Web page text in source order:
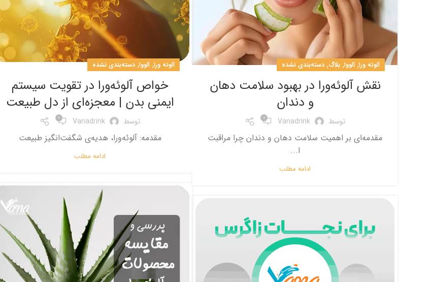
آلوئه ورا, آلووا, بلاگ, دسته‌بندی نشده
نقش آلوئه‌ورا در بهبود سلامت دهان
و دندان
توسط Vanadrink
0
مقدمه‌ای بر اهمیت سلامت دهان و دندان چرا مراقبت
ا...
ادامه مطلب
آلوئه ورا, آلووا, دسته‌بندی نشده
خواص آلوئه‌ورا در تقویت سیستم
ایمنی بدن | معجزه‌ای از دل طبیعت
توسط Vanadrink
0
مقدمه: آلوئه‌ورا، هدیه‌ی شگفت‌انگیز طبیعت
ادامه مطلب